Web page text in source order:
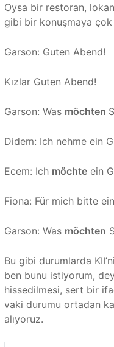
Oysa bir restoran,
gibi bir konuşmaya
Garson: Guten Abend!
Kızlar Guten Abend!
Garson: Was möchten
Didem: Ich nehme ein
Ecem: Ich möchteein
Fiona: Für mich bitte
Garson: Was möchten
Bu gibi durumlarda
ben bunu istiyorum,
hissedilmesi, sert bir
vaki durumu ortadan
alıyoruz.